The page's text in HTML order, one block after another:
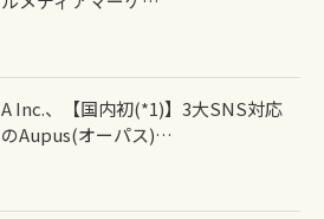
A Inc.、【国内初(*1)】3大SNS対応
のAupus(オーパス)…